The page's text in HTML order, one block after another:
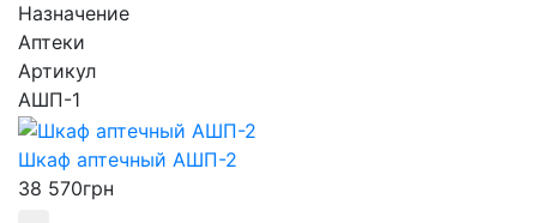
Назначение
Аптеки
Артикул
АШП-1
Шкаф аптечный АШП-2
38 570грн